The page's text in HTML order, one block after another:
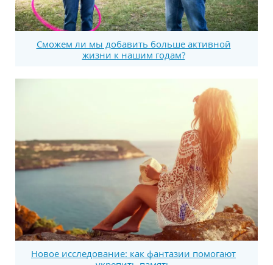
Сможем ли мы добавить больше активной
жизни к нашим годам?
Новое исследование: как фантазии помогают